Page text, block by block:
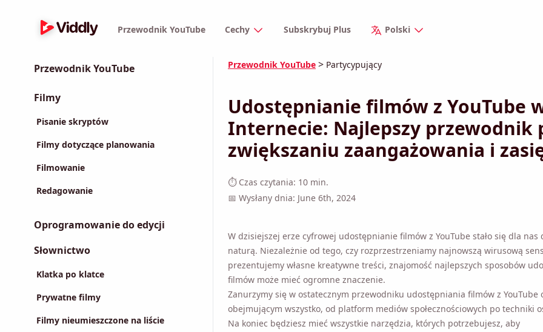
Przewodnik YouTube Cechy Subskrybuj Plus Polski
Przewodnik YouTube
Filmy
Pisanie skryptów
Filmy dotyczące planowania
Filmowanie
Redagowanie
Oprogramowanie do edycji
Słownictwo
Klatka po klatce
Prywatne filmy
Filmy nieumieszczone na liście
Przewodnik YouTube > Partycypujący
Udostępnianie filmów z YouTube w
Internecie: Najlepszy przewodnik po
zwiększaniu zaangażowania i
⏱ Czas czytania: 10 min.
📅 Wysłany dnia: June 6th, 2024
W dzisiejszej erze cyfrowej udostępnianie filmów z YouTube stało się dla nas
naturą. Niezależnie od tego, czy rozprzestrzeniamy najnowszą wirusową
prezentujemy własne kreatywne treści, znajomość najlepszych sposobów
filmów może mieć ogromne znaczenie.
Zanurzymy się w ostatecznym przewodniku udostępniania filmów z YouTube
obejmującym wszystko, od platform mediów społecznościowych po techniki
Na koniec będziesz mieć wszystkie narzędzia, których potrzebujesz, aby